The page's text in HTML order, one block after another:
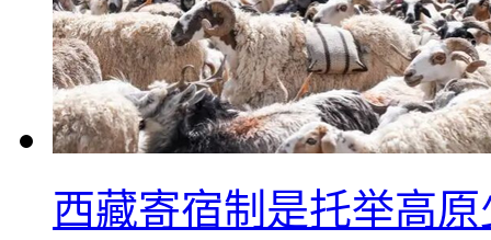
西藏寄宿制是托举高